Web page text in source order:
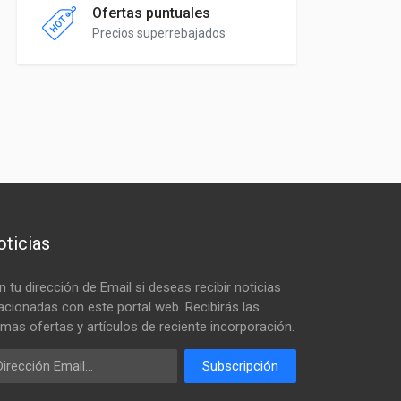
Ofertas puntuales
Precios superrebajados
tu dirección de Email si deseas recibir noticias
con este portal web. Recibirás las
ofertas y artículos de reciente incorporación.
Subscripción